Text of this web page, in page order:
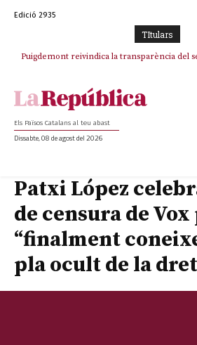
Edició 2935
TItulars
Puigdemont reivindica la transparència del
Els Països Catalans al teu abast
Dissabte, 08 de agost del 2026
Patxi López
de censura de
“finalment
pla ocult de la